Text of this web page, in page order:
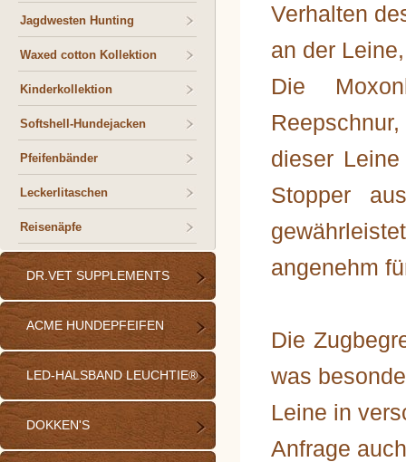
Jagdwesten Hunting
Waxed cotton Kollektion
Kinderkollektion
Softshell-Hundejacken
Pfeifenbänder
Leckerlitaschen
Reisenäpfe
DR.VET SUPPLEMENTS
ACME HUNDEPFEIFEN
LED-HALSBAND LEUCHTIE®
DOKKEN'S
Verhalten
an der
Die
dieser
Stopper
angenehm
Die
was
Leine in
Anfrage